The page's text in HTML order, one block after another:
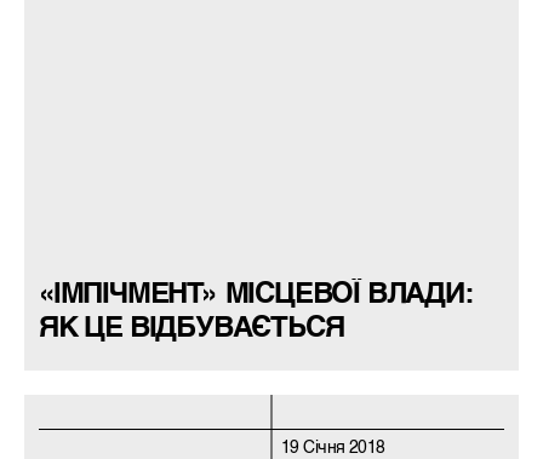
«ІМПІЧМЕНТ» МІСЦЕВОЇ ВЛАДИ:
ЯК ЦЕ ВІДБУВАЄТЬСЯ
19 Січня 2018